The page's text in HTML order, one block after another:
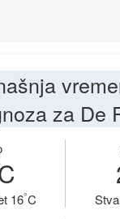
za De
16°C